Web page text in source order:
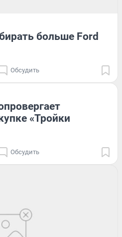
больше Ford
Обсудить
«Тройки
Обсудить